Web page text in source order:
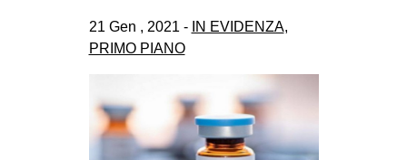
ms
SEARCH
21 Gen , 2021 - IN EVIDENZA,
PRIMO PIANO